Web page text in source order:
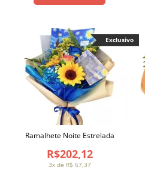
3x de R$ 67,37
R$202,12
Ramalhete Noite Estrelada
Exclusivo